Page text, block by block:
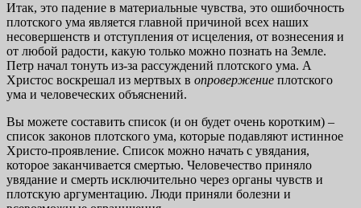
Итак, это падение в материальные чувства, это ошибочность
плотского ума является главной причиной всех наших
несовершенств и отступления от исцеления, от вознесения и
от любой радости, какую только можно познать на Земле.
Петр начал тонуть из-за рассуждений плотского ума. А
Христос воскрешал из мертвых в опровержение плотского
ума и человеческих объяснений.
Вы можете составить список (и он будет очень коротким) –
список законов плотского ума, которые подавляют истинное
Христо-проявление. Список можно начать с увядания,
которое заканчивается смертью. Человечество приняло
увядание и смерть исключительно через органы чувств и
плотскую аргументацию. Люди приняли болезни и